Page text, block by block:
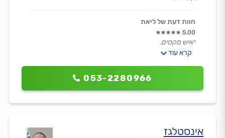
053-2280966
חוות דעת של ליאת
5.00
״איש מקסים.
הגיע מהר.
מחיר סביר בהחלט.
קרא עוד
אינסטלגז